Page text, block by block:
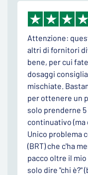
Attenzione:
altri di fornitori
bene, per cui
dosaggi
mischiate.
per ottenere un
solo prenderne
continuativo (ma
Unico problema
(BRT) che c'ha
pacco oltre il
solo dire "chi è?"